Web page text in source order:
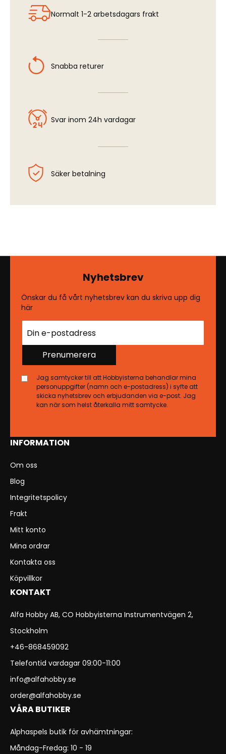
Normalt 1-2 arbetsdagars frakt
Snabba returer
Svar inom 24h vardagar
Säker betalning
INFORMATION
Om oss
Blog
Integritetspolicy
Frakt
Mitt konto
Mina ordrar
Kontakta oss
Köpvillkor
KONTAKT
Alfa Hobby AB, CO Hobbyisterna Instrumentvägen 2,
Stockholm
+46-868459092
Telefontid vardagar 09:00-11:00
info@alfahobby.se
order@alfahobby.se
VÅRA BUTIKER
Alphaspels butik för avhämtningar:
Måndag-Fredag: 10 - 19
Nyhetsbrev
Önskar du få vårt nyhetsbrev kan du skriva upp dig
här
Prenumerera
Jag samtycker till att Hobbyisterna behandlar mina
personuppgifter (namn och e-postadress) i syfte att
skicka nyhetsbrev och erbjudanden via e-post. Jag
kan när som helst återkalla mitt samtycke.